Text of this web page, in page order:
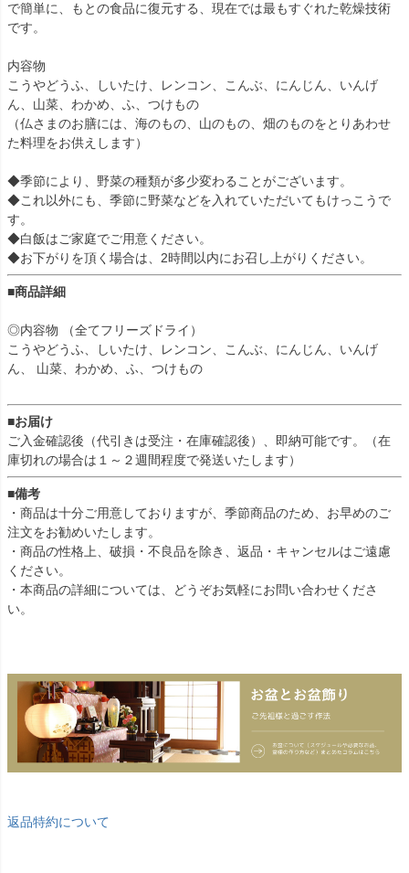
で簡単に、もとの食品に復元する、現在では最もすぐれた乾燥技術
です。
内容物
こうやどうふ、しいたけ、レンコン、こんぶ、にんじん、いんげ
ん、山菜、わかめ、ふ、つけもの
（仏さまのお膳には、海のもの、山のもの、畑のものをとりあわせ
た料理をお供えします）
◆季節により、野菜の種類が多少変わることがございます。
◆これ以外にも、季節に野菜などを入れていただいてもけっこうで
す。
◆白飯はご家庭でご用意ください。
◆お下がりを頂く場合は、2時間以内にお召し上がりください。
■商品詳細
◎内容物 （全てフリーズドライ）
こうやどうふ、しいたけ、レンコン、こんぶ、にんじん、いんげ
ん、 山菜、わかめ、ふ、つけもの
■お届け
ご入金確認後（代引きは受注・在庫確認後）、即納可能です。（在
庫切れの場合は１～２週間程度で発送いたします）
■備考
・商品は十分ご用意しておりますが、季節商品のため、お早めのご
注文をお勧めいたします。
・商品の性格上、破損・不良品を除き、返品・キャンセルはご遠慮
ください。
・本商品の詳細については、どうぞお気軽にお問い合わせくださ
い。
返品特約について